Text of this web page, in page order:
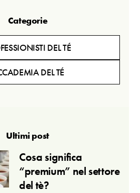
Categorie
DEL TÉ
DEL TÉ
Ultimi post
Cosa significa
“premium” nel settore
del tè?